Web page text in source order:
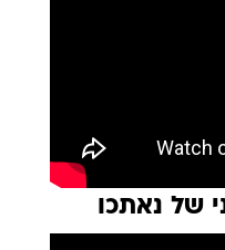
של נאתכו